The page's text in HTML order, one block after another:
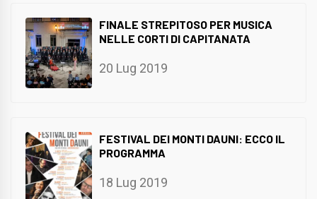
FINALE STREPITOSO PER MUSICA
NELLE CORTI DI CAPITANATA
20 Lug 2019
FESTIVAL DEI MONTI DAUNI: ECCO IL
PROGRAMMA
18 Lug 2019